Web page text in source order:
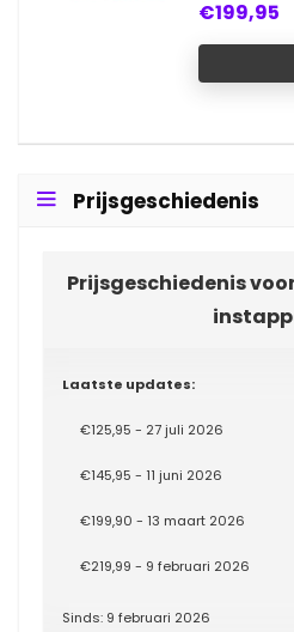
€199,95
Prijsgeschiedenis
Prijsgeschiedenis
Laatste updates:
€125,95 - 27 juli 2026
€145,95 - 11 juni 2026
€199,90 - 13 maart 2026
€219,99 - 9 februari 2026
Sinds: 9 februari 2026